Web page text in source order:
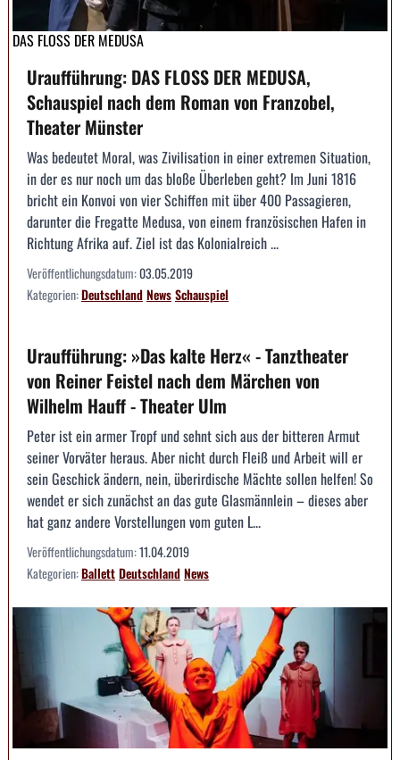
DAS FLOSS DER MEDUSA
Uraufführung: DAS FLOSS DER MEDUSA,
Schauspiel nach dem Roman von Franzobel,
Theater Münster
Was bedeutet Moral, was Zivilisation in einer extremen Situation,
in der es nur noch um das bloße Überleben geht? Im Juni 1816
bricht ein Konvoi von vier Schiffen mit über 400 Passagieren,
darunter die Fregatte Medusa, von einem französischen Hafen in
Richtung Afrika auf. Ziel ist das Kolonialreich ...
Veröffentlichungsdatum:03.05.2019
Kategorien:DeutschlandNewsSchauspiel
Uraufführung: »Das kalte Herz« - Tanztheater
von Reiner Feistel nach dem Märchen von
Wilhelm Hauff - Theater Ulm
Peter ist ein armer Tropf und sehnt sich aus der bitteren Armut
seiner Vorväter heraus. Aber nicht durch Fleiß und Arbeit will er
sein Geschick ändern, nein, überirdische Mächte sollen helfen! So
wendet er sich zunächst an das gute Glasmännlein – dieses aber
hat ganz andere Vorstellungen vom guten L...
Veröffentlichungsdatum:11.04.2019
Kategorien:BallettDeutschlandNews